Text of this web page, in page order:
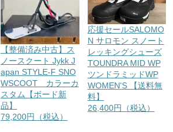
【整備済み中古】ス
ノースクート Jykk J
apan STYLE-F SNO
WSCOOT カラーカ
スタム【ボード新
品】
79,200円（税込）
応援セールSALOMO
N サロモン スノート
レッキングシューズ
TOUNDRA MID WP
ツンドラミッドWP
WOMEN'S 【送料無
料】
26,400円（税込）